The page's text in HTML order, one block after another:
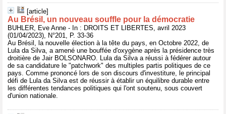
[article]
Au Brésil, un nouveau souffle pour la démocratie
BUHLER, Eve Anne - In : DROITS ET LIBERTES, avril 2023
(01/04/2023), N°201, P. 33-36
Au Brésil, la nouvelle élection à la tête du pays, en Octobre 2022, de
Lula da Silva, a amené une bouffée d'oxygène après la présidence très
droitière de Jair BOLSONARO. Lula da Silva a réussi à fédérer autour
de sa candidature le "patchwork" des multiples partis politiques de ce
pays. Comme prononcé lors de son discours d'investiture, le principal
défi de Lula da Silva est de réussir à établir un équilibre durable entre
les différentes tendances politiques qui l'ont soutenu, sous couvert
d'union nationale.